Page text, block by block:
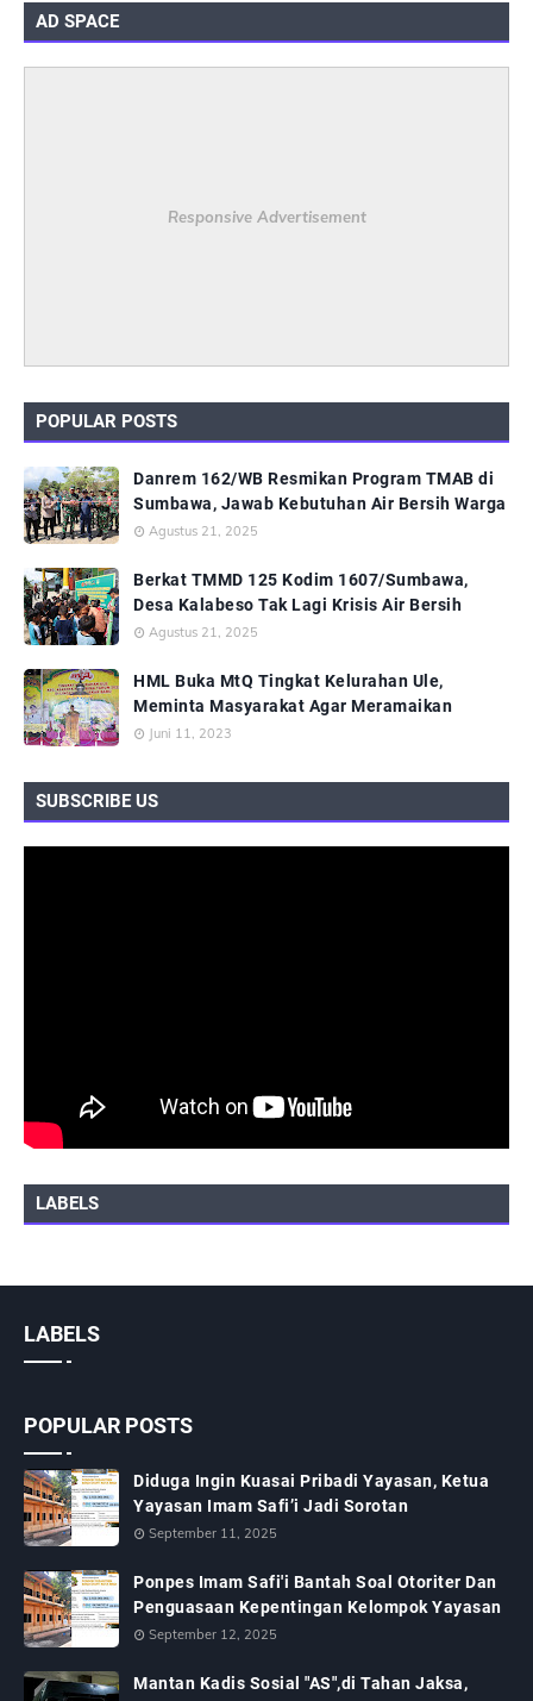
AD SPACE
Responsive Advertisement
POPULAR POSTS
Danrem 162/WB Resmikan Program TMAB di
Sumbawa, Jawab Kebutuhan Air Bersih Warga
Agustus 21, 2025
Berkat TMMD 125 Kodim 1607/Sumbawa,
Desa Kalabeso Tak Lagi Krisis Air Bersih
Agustus 21, 2025
HML Buka MtQ Tingkat Kelurahan Ule,
Meminta Masyarakat Agar Meramaikan
Juni 11, 2023
SUBSCRIBE US
LABELS
LABELS
POPULAR POSTS
Diduga Ingin Kuasai Pribadi Yayasan, Ketua
Yayasan Imam Safi’i Jadi Sorotan
September 11, 2025
Ponpes Imam Safi'i Bantah Soal Otoriter Dan
Penguasaan Kepentingan Kelompok Yayasan
September 12, 2025
Mantan Kadis Sosial "AS",di Tahan Jaksa,